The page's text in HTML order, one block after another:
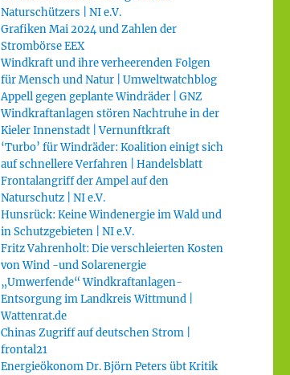
Naturschützers | NI e.V.
Grafiken Mai 2024 und Zahlen der
Strombörse EEX
Windkraft und ihre verheerenden Folgen
für Mensch und Natur | Umweltwatchblog
Appell gegen geplante Windräder | GNZ
Windkraftanlagen stören Nachtruhe in der
Kieler Innenstadt | Vernunftkraft
‘Turbo’ für Windräder: Koalition einigt sich
auf schnellere Verfahren | Handelsblatt
Frontalangriff der Ampel auf den
Naturschutz | NI e.V.
Hunsrück: Keine Windenergie im Wald und
in Schutzgebieten | NI e.V.
Fritz Vahrenholt: Die verschleierten Kosten
von Wind -und Solarenergie
„Umwerfende“ Windkraftanlagen-
Entsorgung im Landkreis Wittmund |
Wattenrat.de
Chinas Zugriff auf deutschen Strom |
frontal21
Energieökonom Dr. Björn Peters übt Kritik